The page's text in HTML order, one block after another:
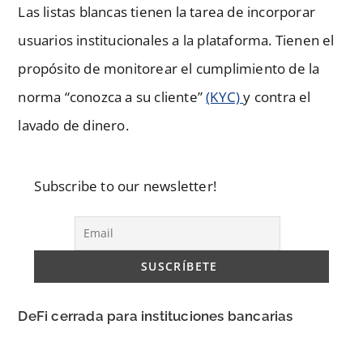
Las listas blancas tienen la tarea de incorporar
usuarios institucionales a la plataforma. Tienen el
propósito de monitorear el cumplimiento de la
norma “conozca a su cliente”(KYC)y contra el
lavado de dinero.
Subscribe to our newsletter!
DeFi cerrada para instituciones bancarias